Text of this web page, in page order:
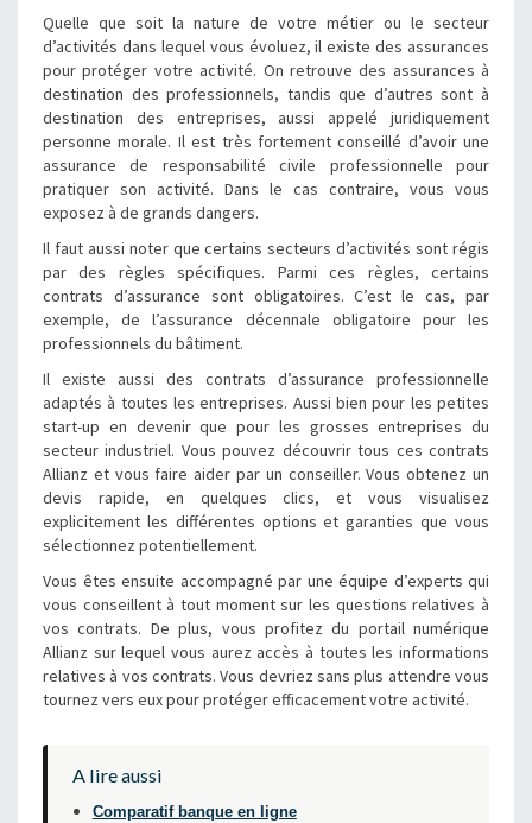
Quelle que soit la nature de votre métier ou le secteur
d’activités dans lequel vous évoluez, il existe des assurances
pour protéger votre activité. On retrouve des assurances à
destination des professionnels, tandis que d’autres sont à
destination des entreprises, aussi appelé juridiquement
personne morale. Il est très fortement conseillé d’avoir une
assurance de responsabilité civile professionnelle pour
pratiquer son activité. Dans le cas contraire, vous vous
exposez à de grands dangers.
Il faut aussi noter que certains secteurs d’activités sont régis
par des règles spécifiques. Parmi ces règles, certains
contrats d’assurance sont obligatoires. C’est le cas, par
exemple, de l’assurance décennale obligatoire pour les
professionnels du bâtiment.
Il existe aussi des contrats d’assurance professionnelle
adaptés à toutes les entreprises. Aussi bien pour les petites
start-up en devenir que pour les grosses entreprises du
secteur industriel. Vous pouvez découvrir tous ces contrats
Allianz et vous faire aider par un conseiller. Vous obtenez un
devis rapide, en quelques clics, et vous visualisez
explicitement les différentes options et garanties que vous
sélectionnez potentiellement.
Vous êtes ensuite accompagné par une équipe d’experts qui
vous conseillent à tout moment sur les questions relatives à
vos contrats. De plus, vous profitez du portail numérique
Allianz sur lequel vous aurez accès à toutes les informations
relatives à vos contrats. Vous devriez sans plus attendre vous
tournez vers eux pour protéger efficacement votre activité.
A lire aussi
Comparatif banque en ligne